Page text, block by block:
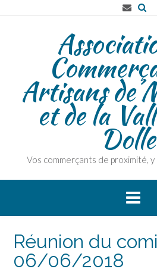
Artisans de
et de la
Vos commerçants de proximité,
Réunion du
06/06/2018